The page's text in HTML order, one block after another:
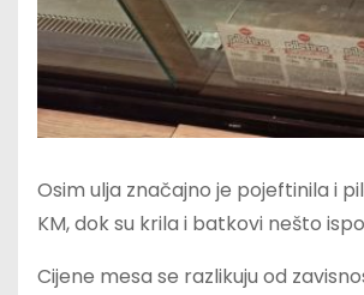
Osim ulja značajno je pojeftinila i
KM, dok su krila i batkovi nešto
Cijene mesa se razlikuju od